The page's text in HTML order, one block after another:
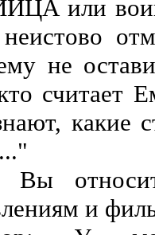
или
не
какие
Вы
и